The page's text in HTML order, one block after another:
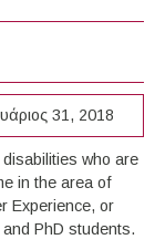
31, 2018
who are
in the area of
Experience, or
PhD students.